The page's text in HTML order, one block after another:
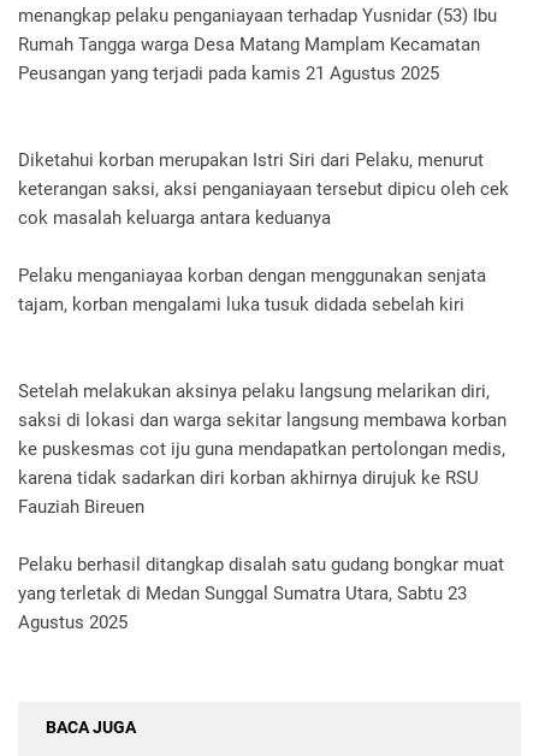
menangkap pelaku penganiayaan terhadap Yusnidar (53) Ibu
Rumah Tangga warga Desa Matang Mamplam Kecamatan
Peusangan yang terjadi pada kamis 21 Agustus 2025
Diketahui korban merupakan Istri Siri dari Pelaku, menurut
keterangan saksi, aksi penganiayaan tersebut dipicu oleh cek
cok masalah keluarga antara keduanya
Pelaku menganiayaa korban dengan menggunakan senjata
tajam, korban mengalami luka tusuk didada sebelah kiri
Setelah melakukan aksinya pelaku langsung melarikan diri,
saksi di lokasi dan warga sekitar langsung membawa korban
ke puskesmas cot iju guna mendapatkan pertolongan medis,
karena tidak sadarkan diri korban akhirnya dirujuk ke RSU
Fauziah Bireuen
Pelaku berhasil ditangkap disalah satu gudang bongkar muat
yang terletak di Medan Sunggal Sumatra Utara, Sabtu 23
Agustus 2025
BACA JUGA